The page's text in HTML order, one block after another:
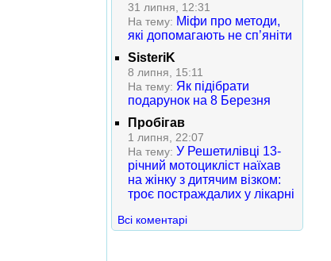
31 липня, 12:31
На тему: Міфи про методи,
які допомагають не сп’яніти
SisteriK
8 липня, 15:11
На тему: Як підібрати
подарунок на 8 Березня
Пробігав
1 липня, 22:07
На тему: У Решетилівці 13-
річний мотоцикліст наїхав
на жінку з дитячим візком:
троє постраждалих у лікарні
Всі коментарі